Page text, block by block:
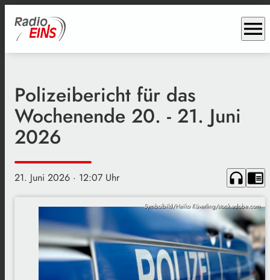
menu
Polizeibericht für das
Wochenende 20. - 21. Juni
2026
21. Juni 2026 · 12:07 Uhr headphones chrome_reader_mode
Symbolbild/Heiko Küverling/stock.adobe.com